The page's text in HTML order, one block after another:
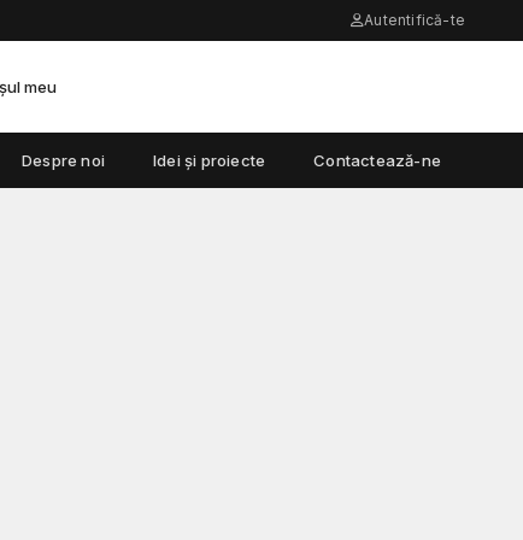
Autentifică-te
meu
Despre noi Idei și proiecte Contactează-ne